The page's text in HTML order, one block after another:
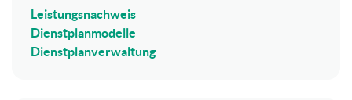
Leistungsnachweis
Dienstplanmodelle
Dienstplanverwaltung